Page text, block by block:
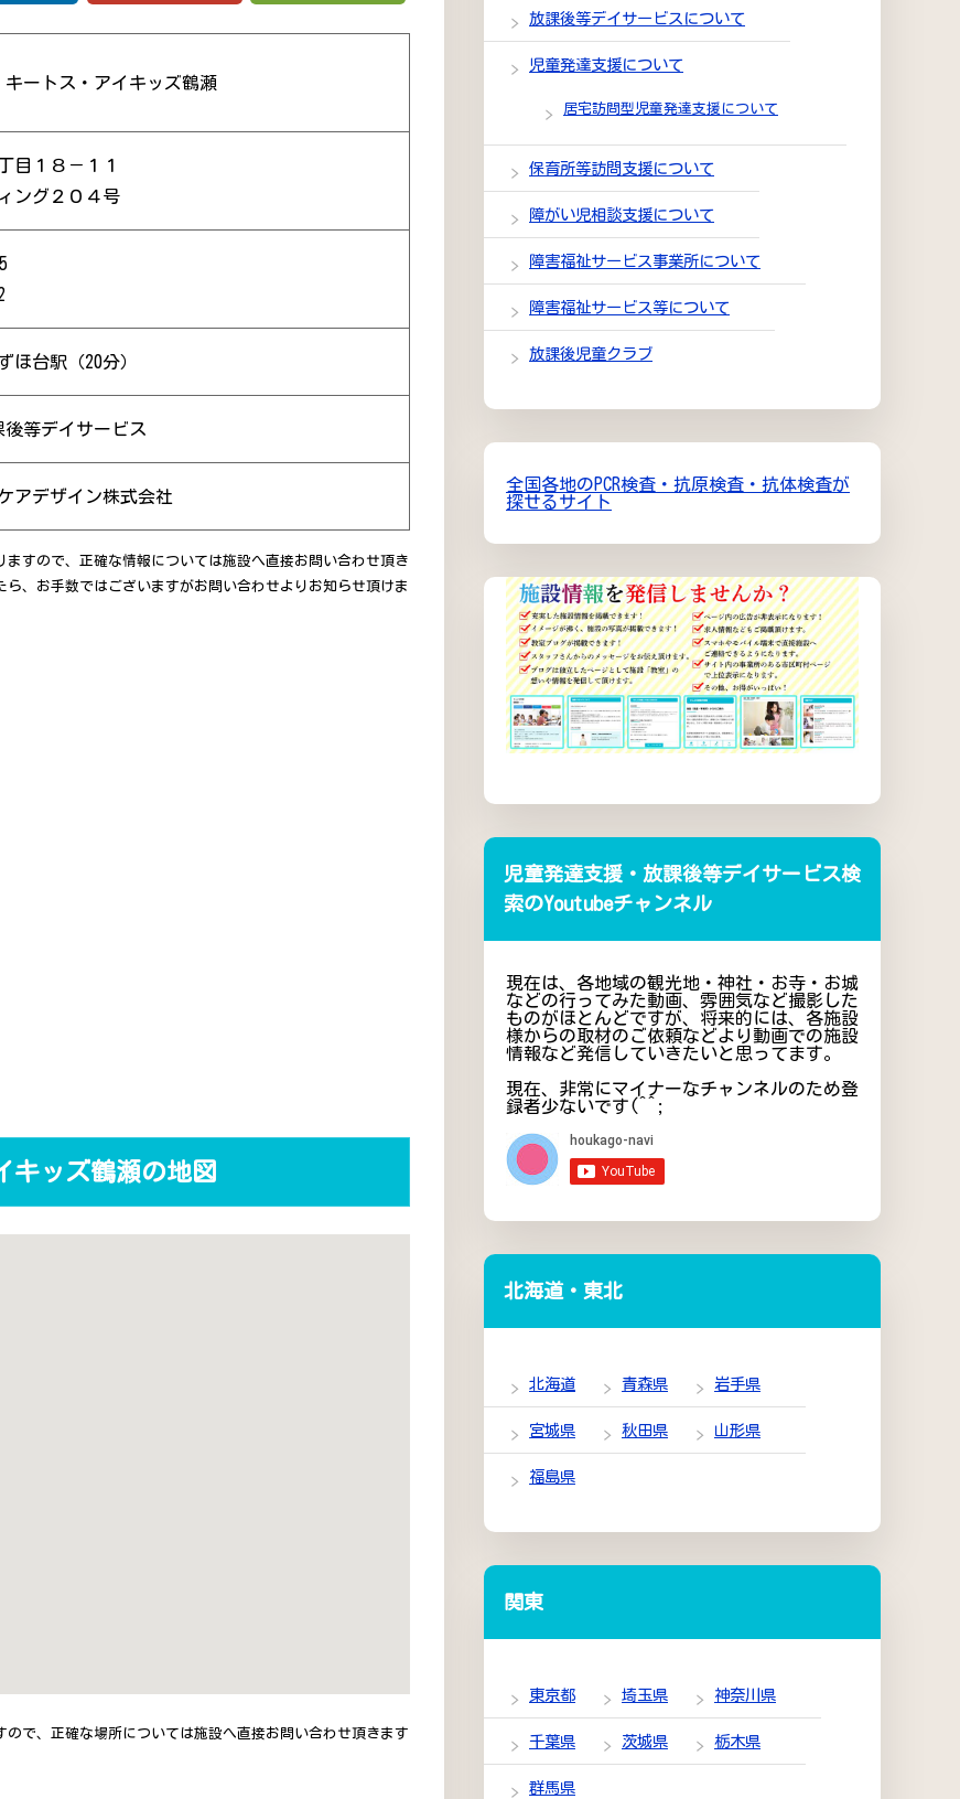
ートス・アイキッズ鶴瀬
目１８－１１
ング２０４号
ほ台駅（20分）
等デイサービス
アデザイン株式会社
すので、正確な情報については施設へ直接お問い合わせ頂き
、お手数ではございますがお問い合わせよりお知らせ頂けま
キッズ鶴瀬の地図
で、正確な場所については施設へ直接お問い合わせ頂きます
放課後等デイサービスについて
児童発達支援について
居宅訪問型児童発達支援について
保育所等訪問支援について
障がい児相談支援について
障害福祉サービス事業所について
障害福祉サービス等について
放課後児童クラブ
全国各地のPCR検査・抗原検査・抗体検査が
探せるサイト
児童発達支援・放課後等デイサービス検
索のYoutubeチャンネル
現在は、各地域の観光地・神社・お寺・お城
などの行ってみた動画、雰囲気など撮影した
ものがほとんどですが、将来的には、各施設
様からの取材のご依頼などより動画での施設
情報など発信していきたいと思ってます。
現在、非常にマイナーなチャンネルのため登
録者少ないです(^^;
北海道・東北
北海道 青森県 岩手県
宮城県 秋田県 山形県
福島県
関東
東京都 埼玉県 神奈川県
千葉県 茨城県 栃木県
群馬県